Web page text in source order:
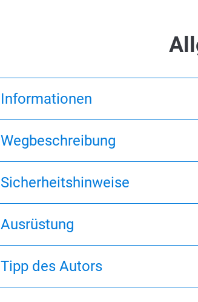
Informationen
Wegbeschreibung
Sicherheitshinweise
Ausrüstung
Tipp des Autors